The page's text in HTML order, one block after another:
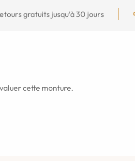
gratuits jusqu’à 30 jours
cette monture.